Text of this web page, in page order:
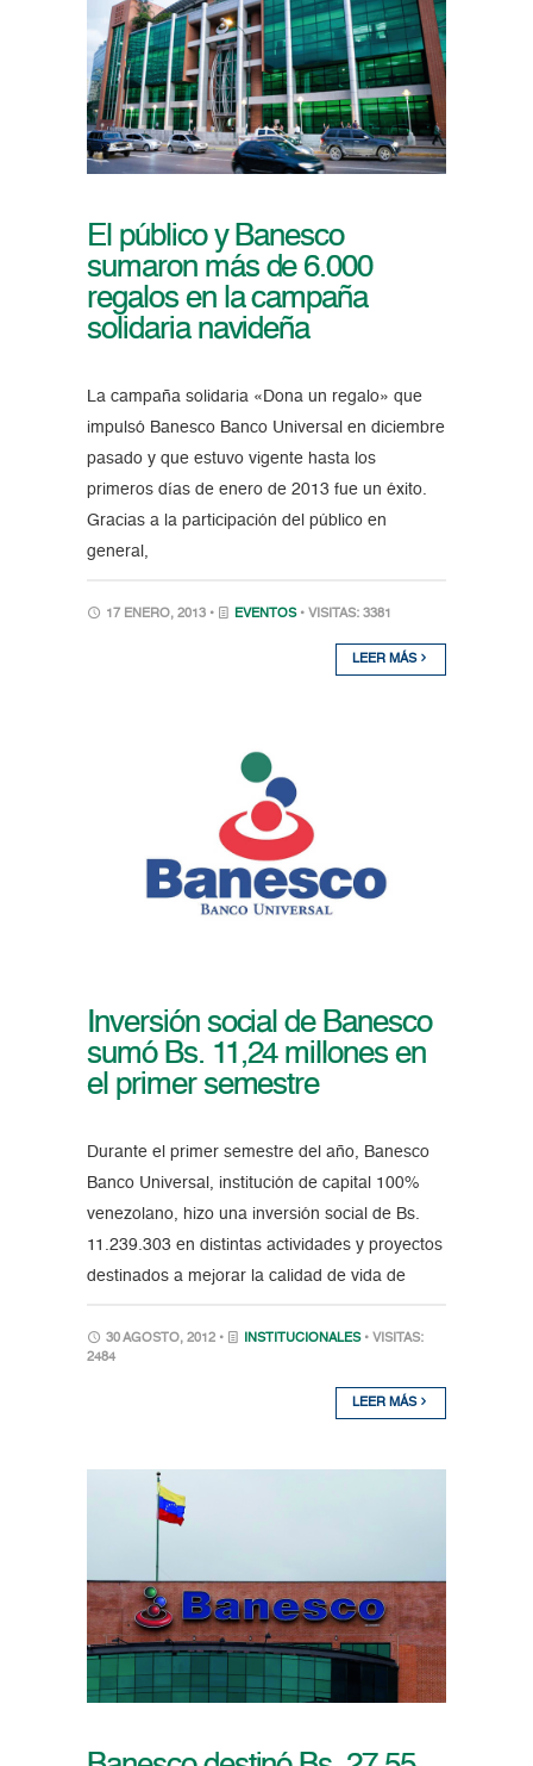
El público y Banesco
sumaron más de 6.000
regalos en la campaña
solidaria navideña
La campaña solidaria «Dona un regalo» que
impulsó Banesco Banco Universal en diciembre
pasado y que estuvo vigente hasta los
primeros días de enero de 2013 fue un éxito.
Gracias a la participación del público en
general,
17 ENERO, 2013 • EVENTOS • VISITAS: 3381
LEER MÁS
Inversión social de Banesco
sumó Bs. 11,24 millones en
el primer semestre
Durante el primer semestre del año, Banesco
Banco Universal, institución de capital 100%
venezolano, hizo una inversión social de Bs.
11.239.303 en distintas actividades y proyectos
destinados a mejorar la calidad de vida de
30 AGOSTO, 2012 • INSTITUCIONALES • VISITAS:
2484
LEER MÁS